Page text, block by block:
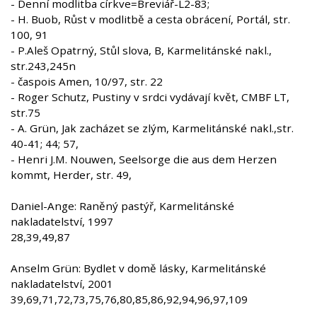
- Denní modlitba církve=Breviář-L2-83;
- H. Buob, Růst v modlitbě a cesta obrácení, Portál, str.
100, 91
- P.Aleš Opatrný, Stůl slova, B, Karmelitánské nakl.,
str.243,245n
- časpois Amen, 10/97, str. 22
- Roger Schutz, Pustiny v srdci vydávají květ, CMBF LT,
str.75
- A. Grün, Jak zacházet se zlým, Karmelitánské nakl.,str.
40-41; 44; 57,
- Henri J.M. Nouwen, Seelsorge die aus dem Herzen
kommt, Herder, str. 49,
Daniel-Ange: Raněný pastýř, Karmelitánské
nakladatelství, 1997
28,39,49,87
Anselm Grün: Bydlet v domě lásky, Karmelitánské
nakladatelství, 2001
39,69,71,72,73,75,76,80,85,86,92,94,96,97,109